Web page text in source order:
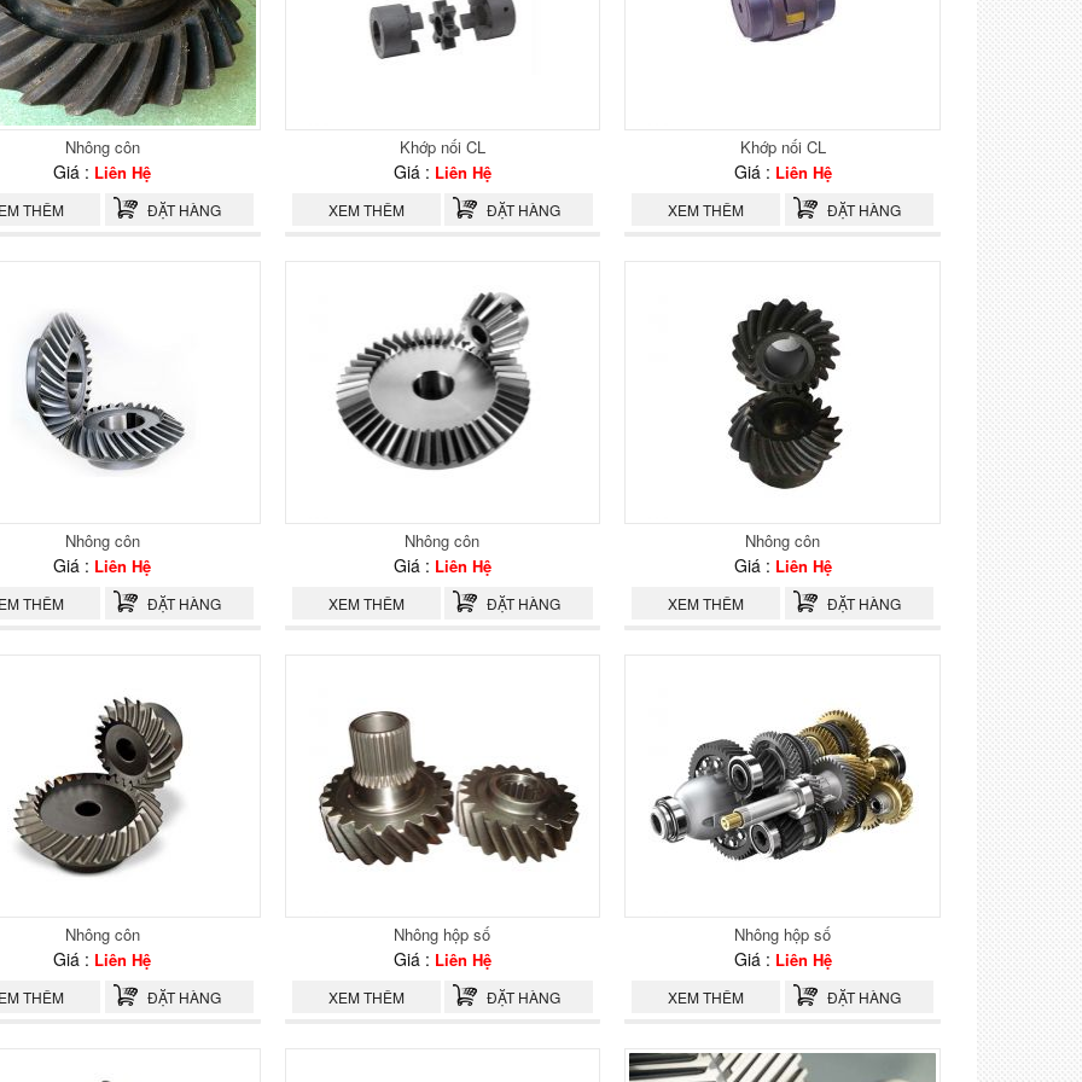
Nhông côn
Giá : Liên Hệ
THÊM ĐẶT HÀNG
Khớp nối CL
Giá : Liên Hệ
XEM THÊM ĐẶT HÀNG
Khớp nối CL
Giá : Liên Hệ
XEM THÊM ĐẶT HÀNG
Nhông côn
Giá : Liên Hệ
THÊM ĐẶT HÀNG
Nhông côn
Giá : Liên Hệ
XEM THÊM ĐẶT HÀNG
Nhông côn
Giá : Liên Hệ
XEM THÊM ĐẶT HÀNG
Nhông côn
Giá : Liên Hệ
THÊM ĐẶT HÀNG
Nhông hộp số
Giá : Liên Hệ
XEM THÊM ĐẶT HÀNG
Nhông hộp số
Giá : Liên Hệ
XEM THÊM ĐẶT HÀNG